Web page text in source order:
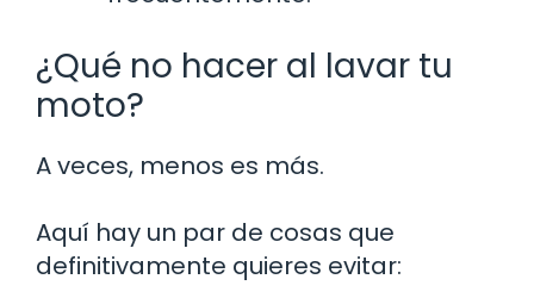
¿Qué no hacer al lavar tu
moto?
A veces, menos es más.
Aquí hay un par de cosas que
definitivamente quieres evitar: